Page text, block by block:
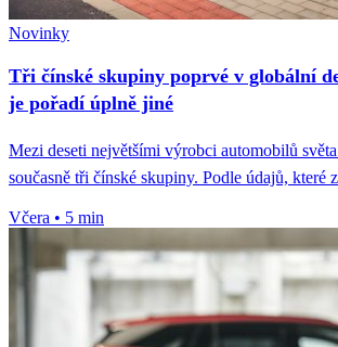
Novinky
Tři čínské skupiny poprvé v globální
je pořadí úplně jiné
Mezi deseti největšími výrobci automobilů
současně tři čínské skupiny. Podle údajů, které
Včera • 5 min